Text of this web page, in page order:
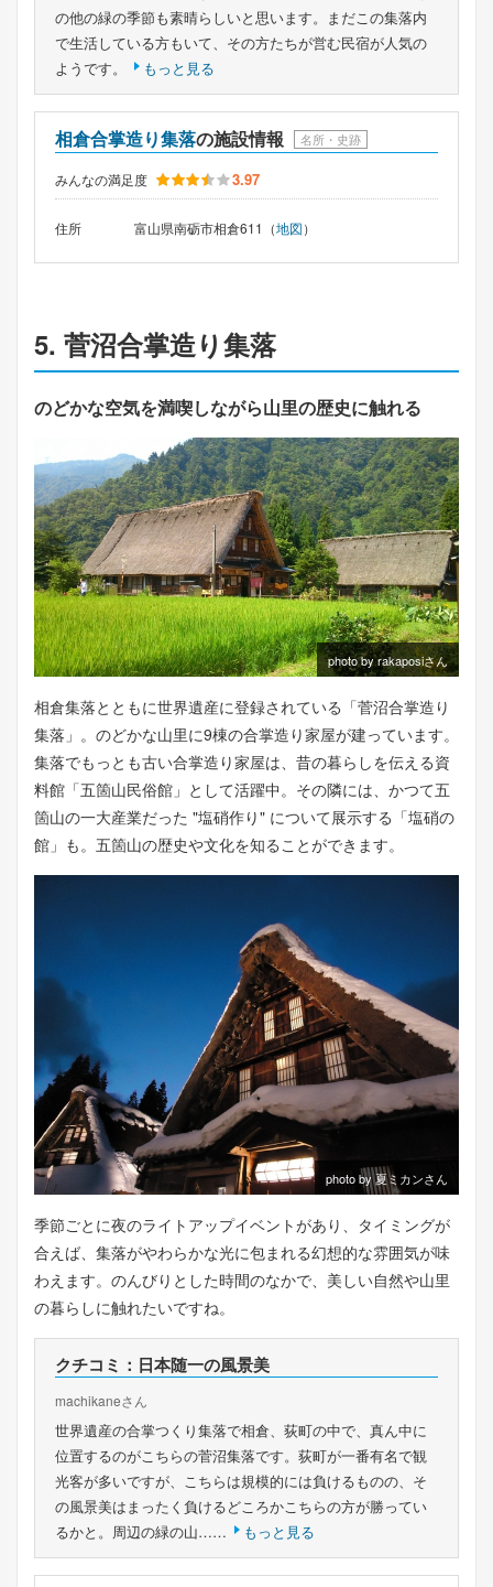
の他の緑の季節も素晴らしいと思います。まだこの集落内
で生活している方もいて、その方たちが営む民宿が人気の
ようです。
もっと見る
相倉合掌造り集落の施設情報 名所・史跡
みんなの満足度 3.97
住所 富山県南砺市相倉611（地図）
5. 菅沼合掌造り集落
のどかな空気を満喫しながら山里の歴史に触れる
photo by rakaposiさん
相倉集落とともに世界遺産に登録されている「菅沼合掌造り
集落」。のどかな山里に9棟の合掌造り家屋が建っています。
集落でもっとも古い合掌造り家屋は、昔の暮らしを伝える資
料館「五箇山民俗館」として活躍中。その隣には、かつて五
箇山の一大産業だった "塩硝作り" について展示する「塩硝の
館」も。五箇山の歴史や文化を知ることができます。
photo by 夏ミカンさん
季節ごとに夜のライトアップイベントがあり、タイミングが
合えば、集落がやわらかな光に包まれる幻想的な雰囲気が味
わえます。のんびりとした時間のなかで、美しい自然や山里
の暮らしに触れたいですね。
クチコミ：日本随一の風景美
machikaneさん
世界遺産の合掌つくり集落で相倉、荻町の中で、真ん中に
位置するのがこちらの菅沼集落です。荻町が一番有名で観
光客が多いですが、こちらは規模的には負けるものの、そ
の風景美はまったく負けるどころかこちらの方が勝ってい
るかと。周辺の緑の山……
もっと見る